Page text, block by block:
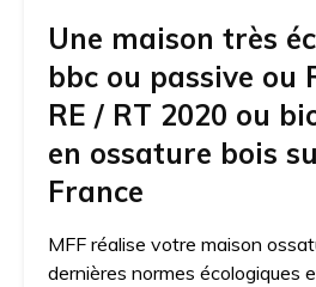
Une maison très
bbc ou passive ou
RE / RT 2020 ou
en ossature bois
France
MFF réalise votre maison
dernières normes écologiques